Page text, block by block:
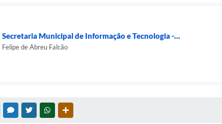
Secretaria Municipal de Informação e Tecnologia -...
Felipe de Abreu Falcão
FACEBOOKMESSENGER
TWITTERWHATSAPP